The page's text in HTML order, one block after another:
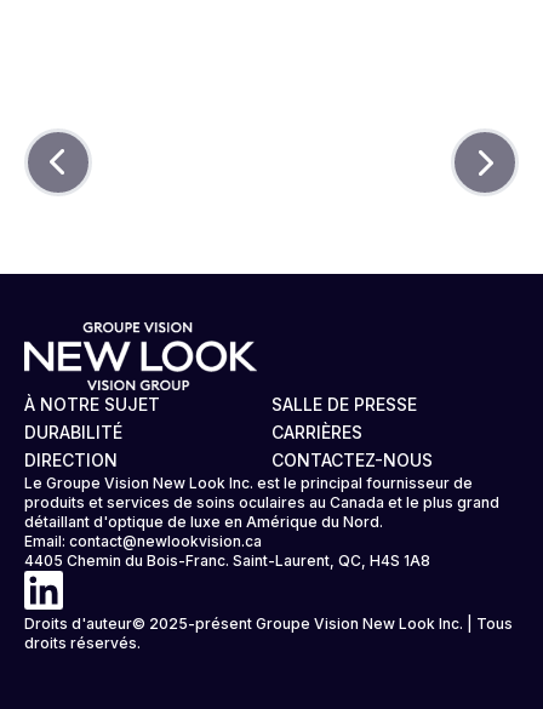
À NOTRE SUJET
DURABILITÉ
DIRECTION
SALLE DE PRESSE
CARRIÈRES
CONTACTEZ-NOUS
Le Groupe Vision New Look Inc. est le principal fournisseur de
produits et services de soins oculaires au Canada et le plus grand
détaillant d'optique de luxe en Amérique du Nord.
Email: contact@newlookvision.ca
4405 Chemin du Bois-Franc. Saint-Laurent, QC, H4S 1A8
Droits d'auteur© 2025-présent Groupe Vision New Look Inc. | Tous
droits réservés.